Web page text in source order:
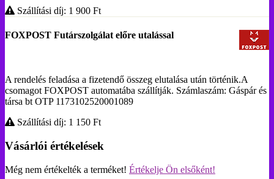
Szállítási díj: 1 900 Ft
FOXPOST Futárszolgálat előre utalással
A rendelés feladása a fizetendő összeg elutalása után történik.A
csomagot FOXPOST automatába szállítják. Számlaszám: Gáspár és
társa bt OTP 1173102520001089
Szállítási díj: 1 150 Ft
Vásárlói értékelések
Még nem értékelték a terméket! Értékelje Ön elsőként!